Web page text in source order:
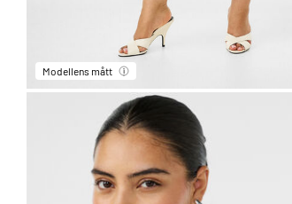
Modellens mått